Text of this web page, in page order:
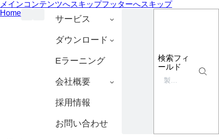
メインコンテンツへスキップフッターへスキップ
Home
サービス
ダウンロード
Eラーニング
会社概要
採用情報
お問い合わせ
検索フィ
ールド